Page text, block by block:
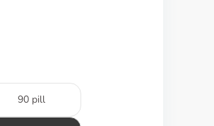
90 pill